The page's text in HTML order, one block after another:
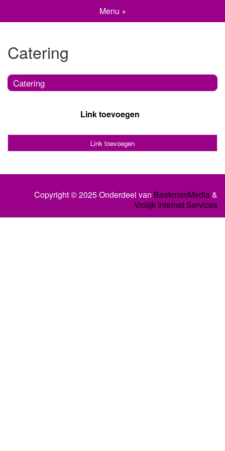
Menu +
Catering
Catering
Link toevoegen
Link toevoegen
Copyright © 2025 Onderdeel van BaakmanMedia&
Vrolijk Internet Services